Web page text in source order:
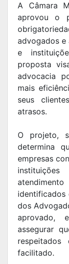
A Câmara
aprovou o
advogados e
e
proposta
advocacia
mais
seus
atrasos.
O projeto,
determina
empresas
identificados
dos
aprovado,
assegurar
facilitado.